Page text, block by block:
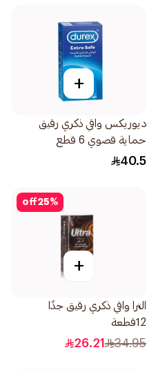
+
ديوريكس واقي ذكري رقيق
حماية قصوي 6 قطع
40.5
25%
off
+
الترا واقي ذكري رقيق جدًا
12قطعة
34.95
26.21